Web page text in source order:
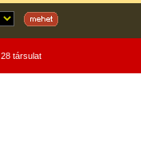
28 társulat